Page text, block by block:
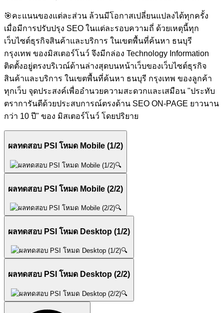
🎯คะแนนของแต่ละส่วน ล้วนมีโอกาสเปลี่ยนแปลงได้ทุกครั้ง
เมื่อมีการปรับปรุง SEO ในแต่ละรอบความถี่ ด้วยเหตุนี้ทุก
เว็บไซต์ธุรกิจสินค้าและบริการ ในเขตพื้นที่ค้นหา ธนบุรี
กรุงเทพ ของมิสเตอร์โนว์ จึงมีกล่อง Technology Information
ติดตั้งอยู่ตรงบริเวณ์ด้านล่างสุดบนหน้าเว็บของเว็บไซต์ธุรกิจ
สินค้าและบริการ ในเขตพื้นที่ค้นหา ธนบุรี กรุงเทพ ของลูกค้า
ทุกเว็บ จุดประสงค์เพื่ออำนวยความสะดวกและเสมือน "ประทับ
ตราการันตีด้วยประสบการณ์ตรงด้าน SEO ON-PAGE ยาวนาน
กว่า 10 ปี" ของ มิสเตอร์โนว์ โดยปริยาย
ผลทดสอบ PSI โหมด Mobile (1/2)
🔍
ผลทดสอบ PSI โหมด Mobile (2/2)
🔍
ผลทดสอบ PSI โหมด Desktop (1/2)
🔍
ผลทดสอบ PSI โหมด Desktop (2/2)
🔍